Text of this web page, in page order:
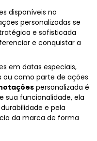
disponíveis no
personalizadas se
e sofisticada
e conquistar a
em datas especiais,
ou como parte de ações
personalizada é
sua funcionalidade, ela
e pela
da marca de forma